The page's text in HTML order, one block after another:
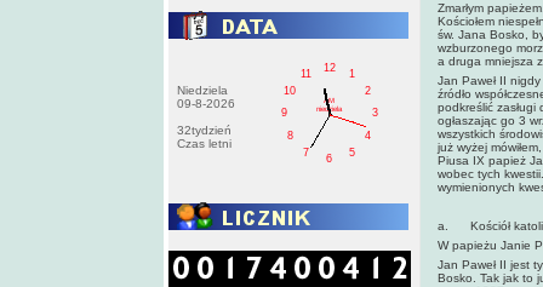
Niedziela
09-8-2026
32tydzień
Czas letni
1
2
3
4
5
6
7
8
9
10
11
12
AM
niedziela
Zmarłym
Kościołem
św. Jana Bosko,
wzburzonego
a druga mniejsza
Jan Paweł II
źródło
podkreślić zasługi
ogłaszając go 3
wszystkich
już wyżej
Piusa IX papież
wobec tych
wymienionych
a. Kościół
W papieżu Janie
Jan Paweł II jest
Bosko. Tak jak to